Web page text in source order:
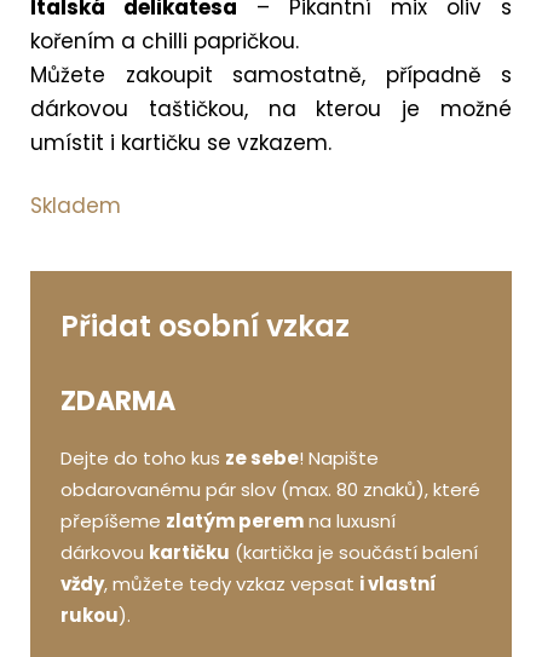
Italská delikatesa – Pikantní mix oliv s
kořením a chilli papričkou.
Můžete zakoupit samostatně, případně s
dárkovou taštičkou, na kterou je možné
umístit i kartičku se vzkazem.
Skladem
Přidat osobní vzkaz
ZDARMA
Dejte do toho kus ze sebe! Napište
obdarovanému pár slov (max. 80 znaků), které
přepíšeme zlatým peremna luxusní
dárkovou kartičku (kartička je součástí balení
vždy, můžete tedy vzkaz vepsat i vlastní
rukou).